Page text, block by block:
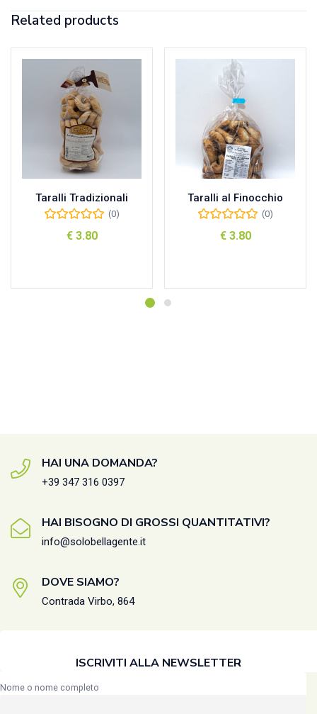
Related products
Taralli Tradizionali
(0)
€3.80
Taralli al Finocchio
(0)
€3.80
HAI UNA DOMANDA?
+39 347 316 0397
HAI BISOGNO DI GROSSI QUANTITATIVI?
info@solobellagente.it
DOVE SIAMO?
Contrada Virbo, 864
ISCRIVITI ALLA NEWSLETTER
Nome o nome completo